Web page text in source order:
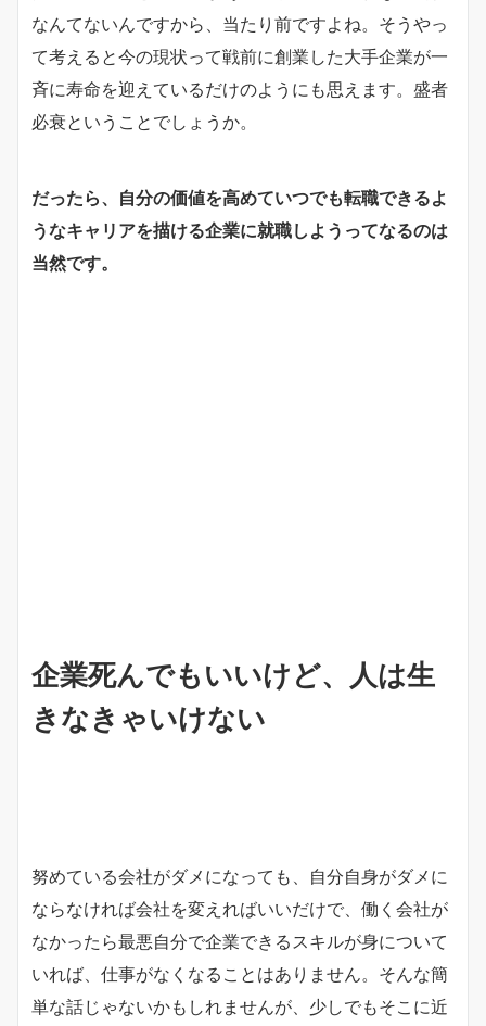
なんてないんですから、当たり前ですよね。そうやっ
て考えると今の現状って戦前に創業した大手企業が一
斉に寿命を迎えているだけのようにも思えます。盛者
必衰ということでしょうか。
だったら、自分の価値を高めていつでも転職できるよ
うなキャリアを描ける企業に就職しようってなるのは
当然です。
企業死んでもいいけど、人は生
きなきゃいけない
努めている会社がダメになっても、自分自身がダメに
ならなければ会社を変えればいいだけで、働く会社が
なかったら最悪自分で企業できるスキルが身について
いれば、仕事がなくなることはありません。そんな簡
単な話じゃないかもしれませんが、少しでもそこに近